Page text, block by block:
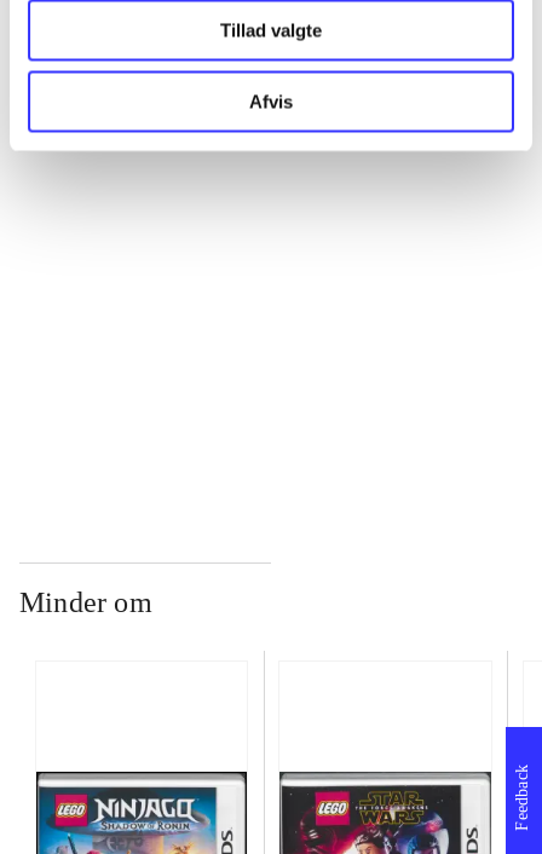
Tillad valgte
Afvis
Alle registrerede artikler fordelt på udgivelser
Minder om
Feedback